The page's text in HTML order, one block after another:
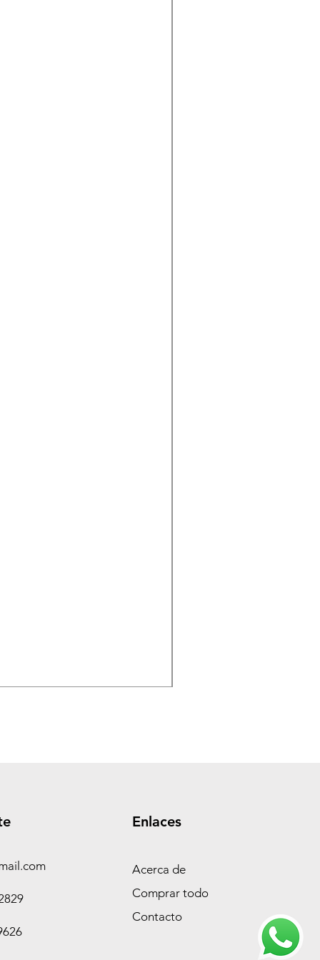
Enlaces
Acerca de
Comprar todo
Contacto